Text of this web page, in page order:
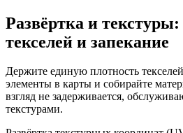
Развёртка и текстуры:
текселей и запекание
Держите единую плотность
элементы в карты и собирайте
взгляд не задерживается,
текстурами.